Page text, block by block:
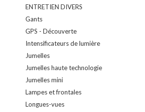
ENTRETIEN DIVERS
Gants
GPS - Découverte
Intensificateurs de lumière
Jumelles
Jumelles haute technologie
Jumelles mini
Lampes et frontales
Longues-vues